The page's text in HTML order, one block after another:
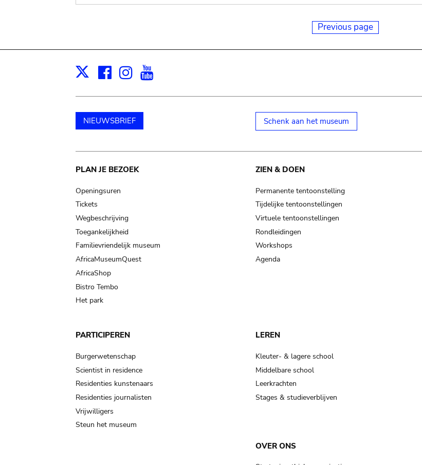
Previous page
X Facebook
Instagram
NIEUWSBRIEF Schenk aan het museum
Main
navigation
PLAN JE BEZOEK
Openingsuren
Tickets
Wegbeschrijving
Toegankelijkheid
Familievriendelijk museum
AfricaMuseumQuest
AfricaShop
Bistro Tembo
Het park
ZIEN & DOEN
Permanente tentoonstelling
Tijdelijke tentoonstellingen
Virtuele tentoonstellingen
Rondleidingen
Workshops
Agenda
PARTICIPEREN
Burgerwetenschap
Scientist in residence
Residenties kunstenaars
Residenties journalisten
Vrijwilligers
Steun het museum
LEREN
Kleuter- & lagere school
Middelbare school
Leerkrachten
Stages & studieverblijven
OVER ONS